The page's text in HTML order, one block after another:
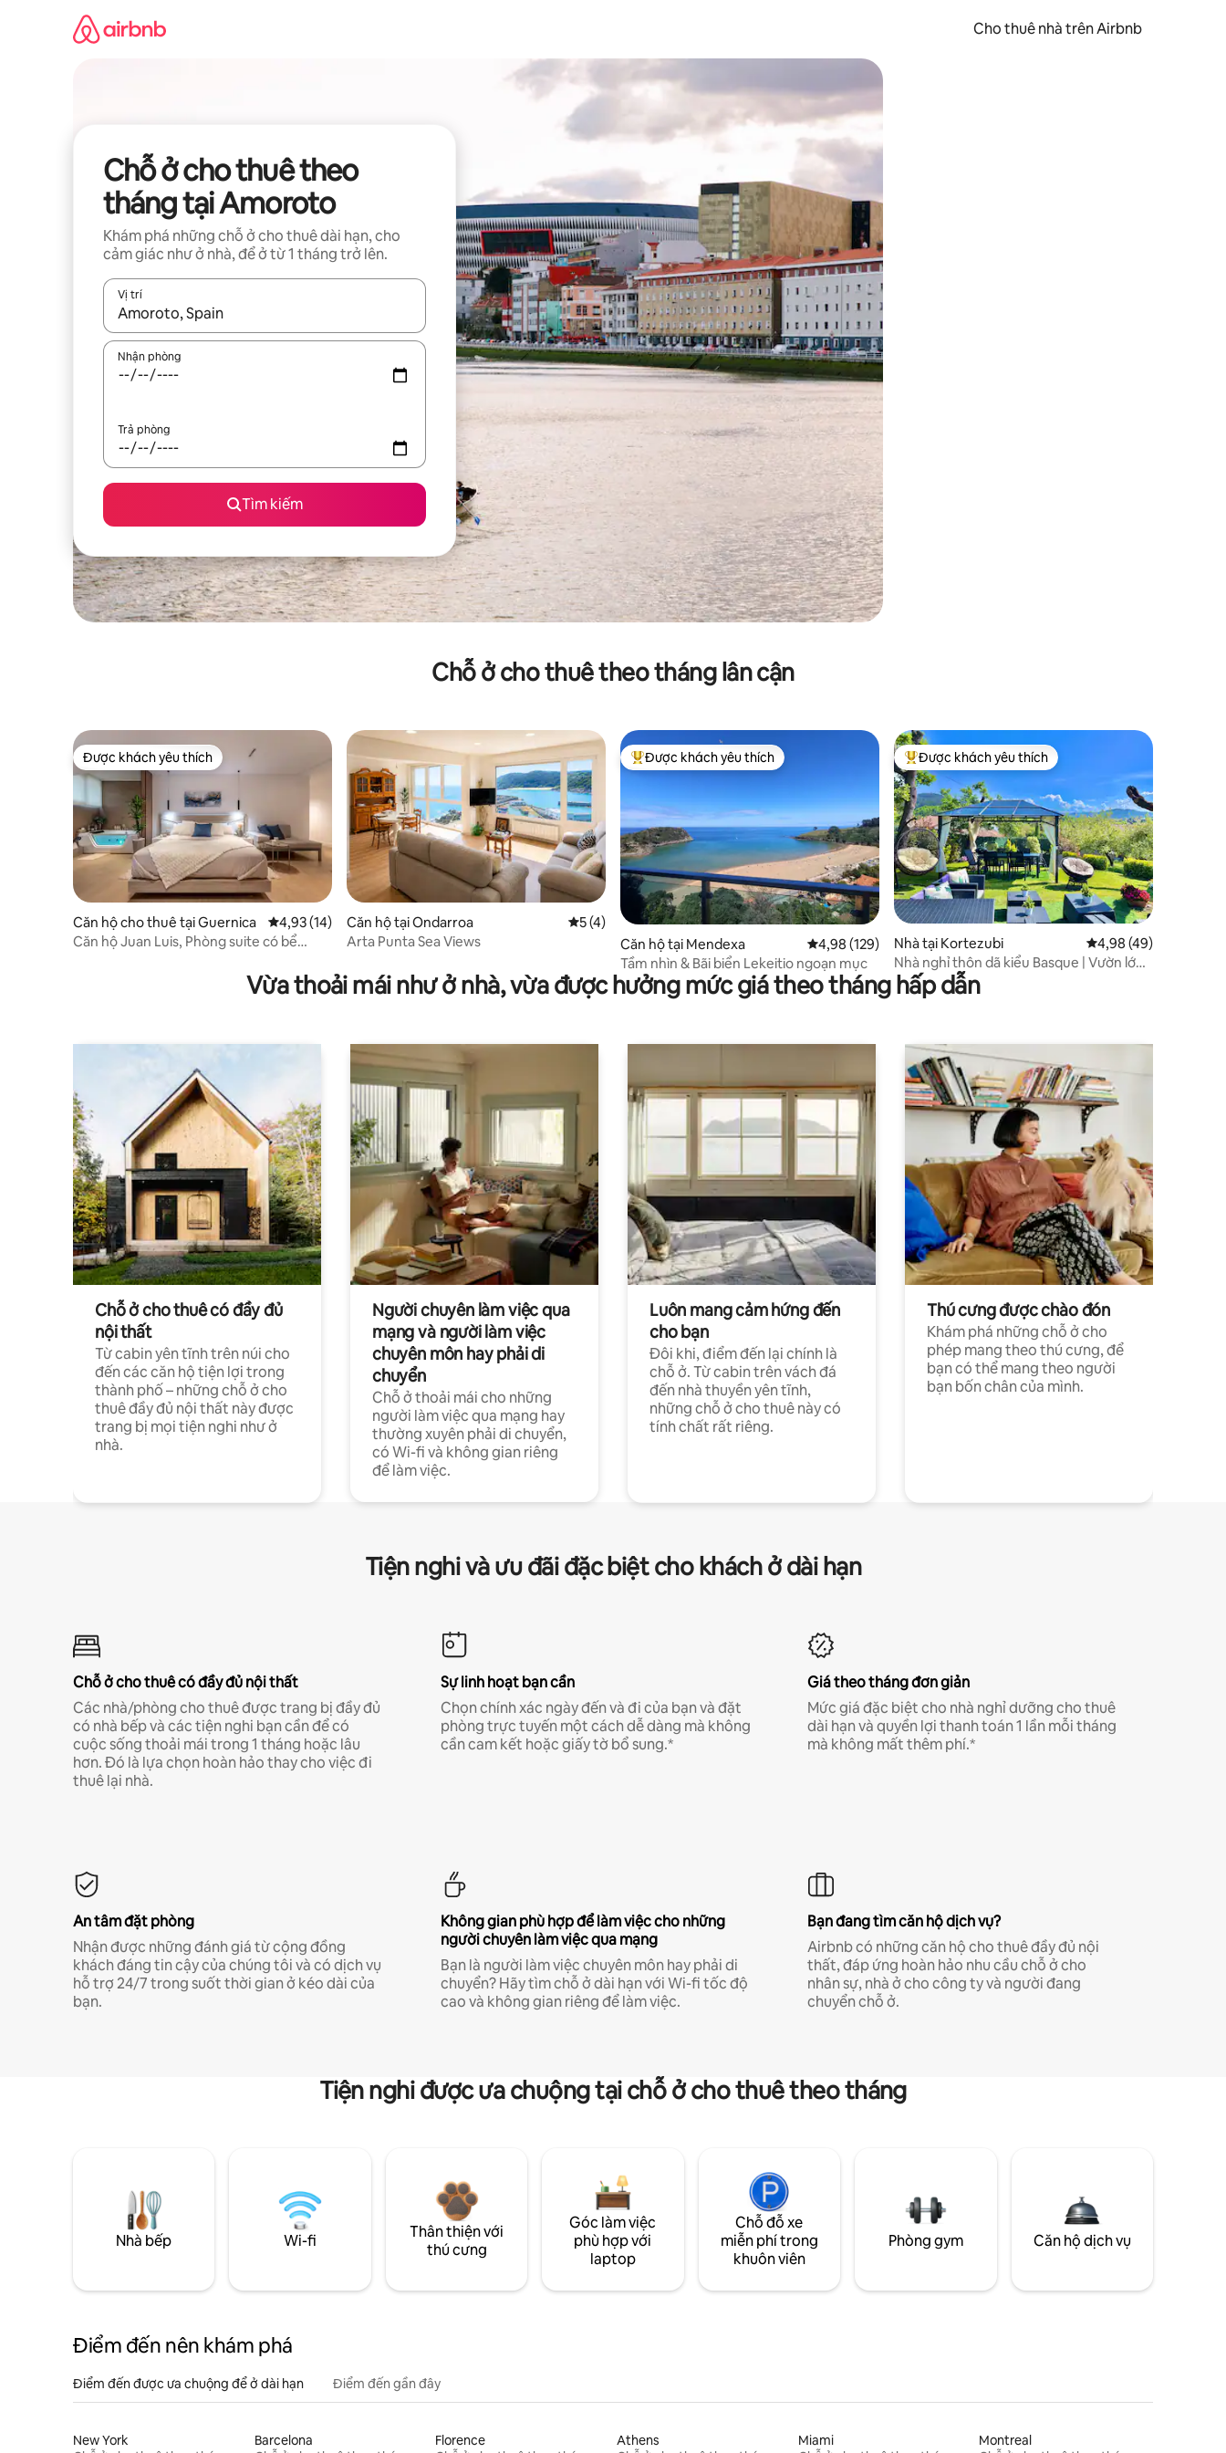
Cho thuê nhà trên Airbnb
Chỗ ở cho thuê theo
tháng tại Amoroto
Khám phá những chỗ ở cho thuê dài hạn, cho
cảm giác như ở nhà, để ở từ 1 tháng trở lên.
Vị trí
Khi có kết quả, hãy điều hướng bằng phím mũi tên lên và xuống hoặc khám phá bằng các thao tác chạm hoặc vuốt.
Nhận phòng
Trả phòng
Tìm kiếm
Chỗ ở cho thuê theo tháng lân cận
Được khách yêu thích
Được khách yêu thích
Căn hộ cho thuê tại Guernica Xếp hạng trung bình 4,93/5, 14 đánh giá
4,93 (14)
Căn hộ Juan Luis, Phòng suite có bể
Căn hộ tại Ondarroa Xếp hạng trung bình 5/5, 4 đánh giá
5 (4)
Arta Punta Sea Views
Được khách yêu thích nhất
Được khách yêu thích
Căn hộ tại Mendexa Xếp hạng trung bình 4,98/5, 129 đánh giá
4,98 (129)
Tầm nhìn & Bãi biển Lekeitio ngoạn mục
Được khách yêu thích nhất
Được khách yêu thích
Nhà tại Kortezubi Xếp hạng trung bình
4,98 (49)
Nhà nghỉ thôn dã kiểu Basque | Vườn lớn
& tầm nhìn ra Urdaibai
Vừa thoải mái như ở nhà, vừa được hưởng mức giá theo tháng hấp dẫn
Chỗ ở cho thuê có đầy đủ
nội thất
Từ cabin yên tĩnh trên núi cho
đến các căn hộ tiện lợi trong
thành phố – những chỗ ở cho
thuê đầy đủ nội thất này được
trang bị mọi tiện nghi như ở
nhà.
Người chuyên làm việc qua
mạng và người làm việc
chuyên môn hay phải di
chuyển
Chỗ ở thoải mái cho những
người làm việc qua mạng hay
thường xuyên phải di chuyển,
có Wi-fi và không gian riêng
để làm việc.
Luôn mang cảm hứng đến
cho bạn
Đôi khi, điểm đến lại chính là
chỗ ở. Từ cabin trên vách đá
đến nhà thuyền yên tĩnh,
những chỗ ở cho thuê này có
tính chất rất riêng.
Thú cưng được chào đón
Khám phá những chỗ ở cho
phép mang theo thú cưng, để
bạn có thể mang theo người
bạn bốn chân của mình.
Tiện nghi và ưu đãi đặc biệt cho khách ở dài hạn
Chỗ ở cho thuê có đầy đủ nội thất
Các nhà/phòng cho thuê được trang bị đầy đủ
có nhà bếp và các tiện nghi bạn cần để có
cuộc sống thoải mái trong 1 tháng hoặc lâu
hơn. Đó là lựa chọn hoàn hảo thay cho việc đi
thuê lại nhà.
Sự linh hoạt bạn cần
Chọn chính xác ngày đến và đi của bạn và đặt
phòng trực tuyến một cách dễ dàng mà không
cần cam kết hoặc giấy tờ bổ sung.*
Giá theo tháng đơn giản
Mức giá đặc biệt cho nhà nghỉ dưỡng cho thuê
dài hạn và quyền lợi thanh toán 1 lần mỗi tháng
mà không mất thêm phí.*
An tâm đặt phòng
Nhận được những đánh giá từ cộng đồng
khách đáng tin cậy của chúng tôi và có dịch vụ
hỗ trợ 24/7 trong suốt thời gian ở kéo dài của
bạn.
Không gian phù hợp để làm việc cho những
người chuyên làm việc qua mạng
Bạn là người làm việc chuyên môn hay phải di
chuyển? Hãy tìm chỗ ở dài hạn với Wi-fi tốc độ
cao và không gian riêng để làm việc.
Bạn đang tìm căn hộ dịch vụ?
Airbnb có những căn hộ cho thuê đầy đủ nội
thất, đáp ứng hoàn hảo nhu cầu chỗ ở cho
nhân sự, nhà ở cho công ty và người đang
chuyển chỗ ở.
Tiện nghi được ưa chuộng tại chỗ ở cho thuê theo tháng
Nhà bếp Wi-fi
Thân thiện với
thú cưng
Góc làm việc
phù hợp với
laptop
Chỗ đỗ xe
miễn phí trong
khuôn viên
Phòng gym Căn hộ dịch vụ
Điểm đến nên khám phá
Điểm đến được ưa chuộng để ở dài hạn Điểm đến gần đây
New York
Barcelona
Florence
Athens
Miami
Montreal